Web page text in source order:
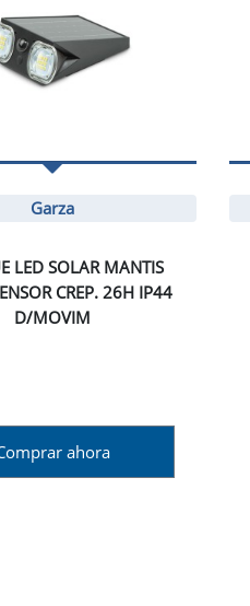
Garza
LED SOLAR MANTIS
CREP. 26H IP44
D/MOVIM
ahora